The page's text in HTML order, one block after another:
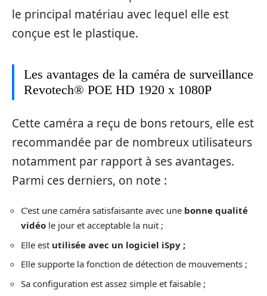
le principal matériau avec lequel elle est
conçue est le plastique.
Les avantages de la caméra de surveillance
Revotech® POE HD 1920 x 1080P
Cette caméra a reçu de bons retours, elle est
recommandée par de nombreux utilisateurs
notamment par rapport à ses avantages.
Parmi ces derniers, on note :
C’est une caméra satisfaisante avec une bonne qualité
vidéo le jour et acceptable la nuit ;
Elle est utilisée avec un logiciel iSpy ;
Elle supporte la fonction de détection de mouvements ;
Sa configuration est assez simple et faisable ;